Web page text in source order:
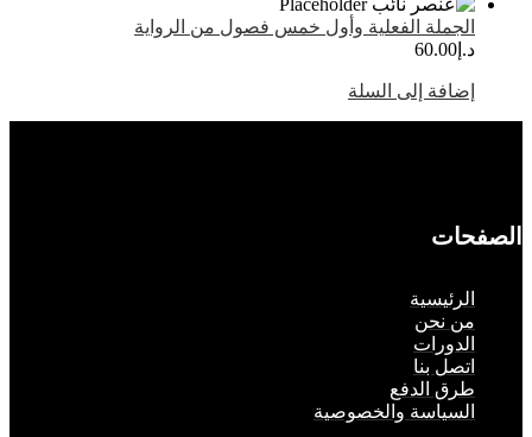
الفعلية وأول خمس فصول من الرواية
إلى السلة
الدفع
والخصوصية